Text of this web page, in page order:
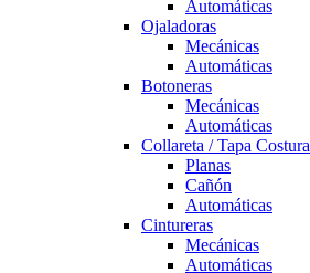
Automáticas
Ojaladoras
Mecánicas
Automáticas
Botoneras
Mecánicas
Automáticas
Collareta / Tapa Costura
Planas
Cañón
Automáticas
Cintureras
Mecánicas
Automáticas